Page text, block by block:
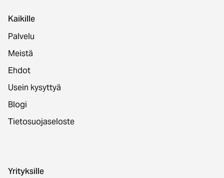
Kaikille
Palvelu
Meistä
Ehdot
Usein kysyttyä
Blogi
Tietosuojaseloste
Yrityksille